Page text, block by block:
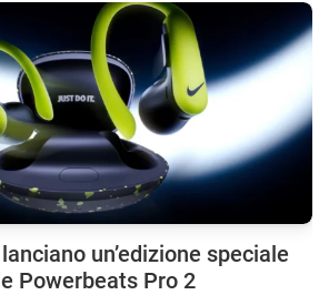
un’edizione speciale
Powerbeats Pro 2